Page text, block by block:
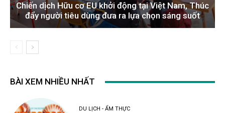
Chiến dịch Hữu cơ EU khởi động tại Việt Nam, Thúc
đẩy người tiêu dùng đưa ra lựa chọn sáng suốt
BÀI XEM NHIỀU NHẤT
DU LỊCH - ẨM THỰC